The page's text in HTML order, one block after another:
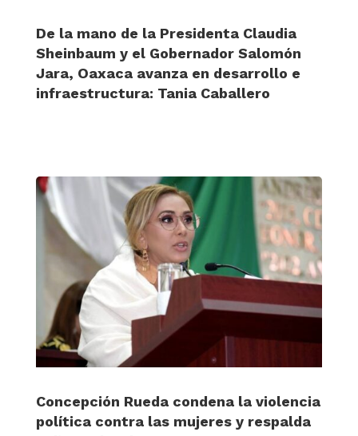
De la mano de la Presidenta Claudia
Sheinbaum y el Gobernador Salomón
Jara, Oaxaca avanza en desarrollo e
infraestructura: Tania Caballero
Concepción Rueda condena la violencia
política contra las mujeres y respalda